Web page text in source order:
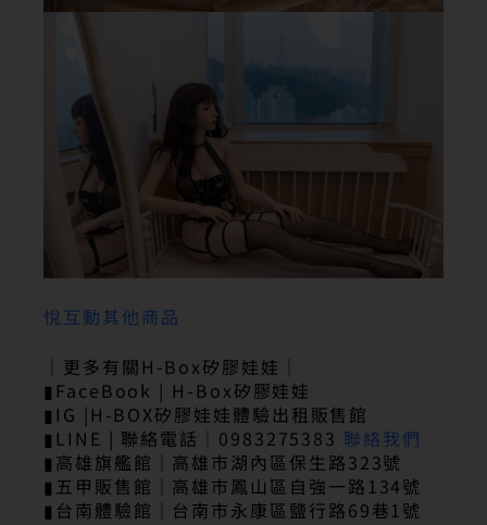
悅互動其他商品
｜更多有關H-Box矽膠娃娃｜
▮FaceBook | H-Box矽膠娃娃
▮IG |H-BOX矽膠娃娃體驗出租販售館
▮LINE | 聯絡電話｜0983275383 聯絡我們
▮高雄旗艦館｜高雄市湖內區保生路323號
▮五甲販售館｜高雄市鳳山區自強一路134號
▮台南體驗館｜台南市永康區鹽行路69巷1號